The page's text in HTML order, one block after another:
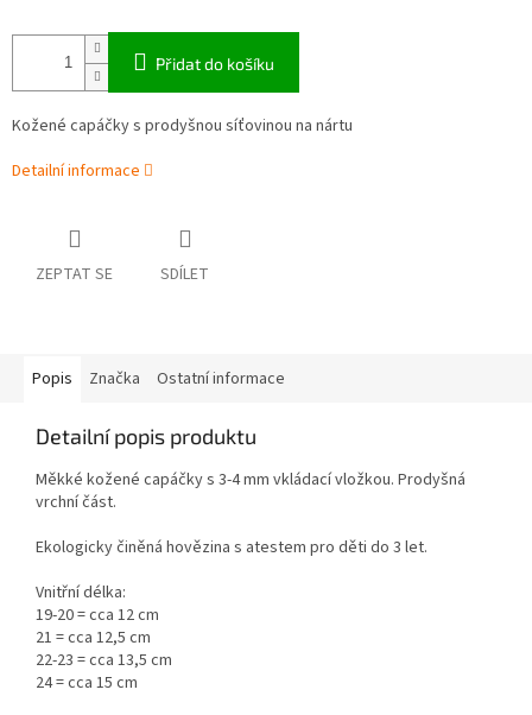
Přidat do košíku
Kožené capáčky s prodyšnou síťovinou na nártu
Detailní informace
ZEPTAT SE SDÍLET
Popis Značka Ostatní informace
Detailní popis produktu
Měkké kožené capáčky s 3-4 mm vkládací vložkou. Prodyšná
vrchní část.
Ekologicky činěná hovězina s atestem pro děti do 3 let.
Vnitřní délka:
19-20 = cca 12 cm
21 = cca 12,5 cm
22-23 = cca 13,5 cm
24 = cca 15 cm